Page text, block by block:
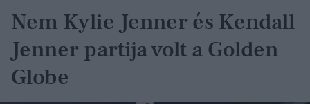
Nem Kylie Jenner és Kendall
Jenner partija volt a Golden
Globe